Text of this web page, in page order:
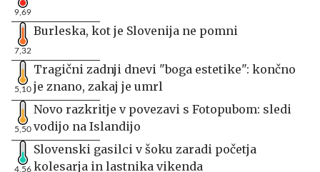
9,69
7,32
Burleska, kot je Slovenija ne pomni
5,10
Tragični zadnji dnevi "boga estetike": končno
je znano, zakaj je umrl
5,50
Novo razkritje v povezavi s Fotopubom: sledi
vodijo na Islandijo
4,56
Slovenski gasilci v šoku zaradi početja
kolesarja in lastnika vikenda